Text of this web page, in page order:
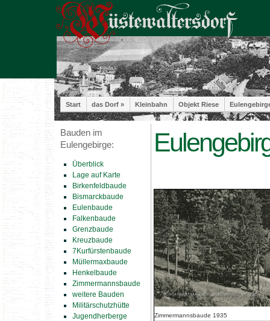
Start das Dorf » Kleinbahn Objekt Riese
Bauden im
Eulengebirge:
Überblick
Lage auf Karte
Birkenfeldbaude
Bismarckbaude
Eulenbaude
Falkenbaude
Grenzbaude
Kreuzbaude
7Kurfürstenbaude
Müllermaxbaude
Henkelbaude
Zimmermannsbaude
weitere Bauden
Militärschutzhütte
Jugendherberge
Zimmermannsbaude 1935